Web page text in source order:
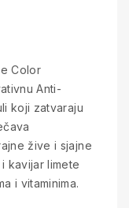
Color
Anti-
koji zatvaraju
žive i sjajne
kavijar limete
i vitaminima.